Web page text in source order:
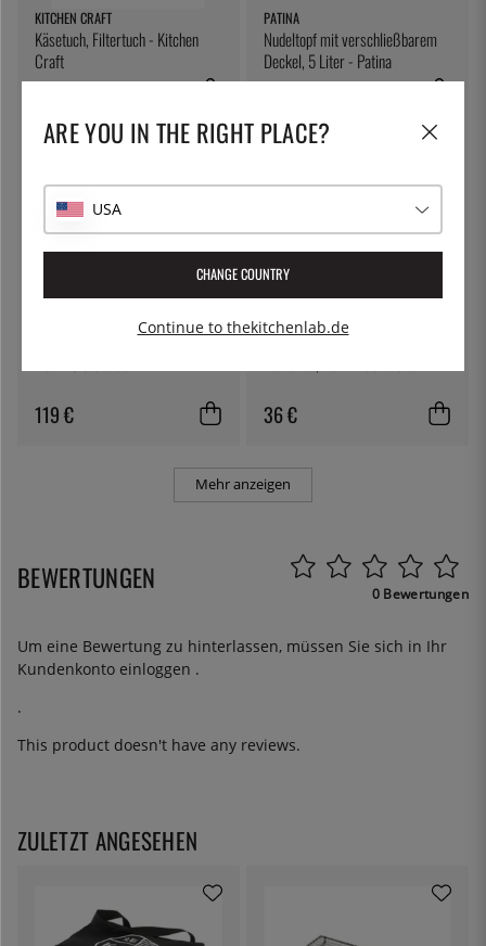
KITCHEN CRAFT
Käsetuch, Filtertuch - Kitchen
Craft
7 €
PATINA
Nudeltopf mit verschließbarem
Deckel, 5 Liter - Patina
54 €
119 €
100% CHEF
36 €
Mehr anzeigen
BEWERTUNGEN 0 Bewertungen
Um eine Bewertung zu hinterlassen, müssen Sie sich in Ihr
Kundenkonto einloggen .
.
This product doesn't have any reviews.
ZULETZT ANGESEHEN
ARE YOU IN THE RIGHT PLACE?
USA
CHANGE COUNTRY
Continue to thekitchenlab.de